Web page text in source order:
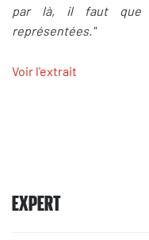
par là, il faut que
représentées."
Voir l'extrait
EXPERT